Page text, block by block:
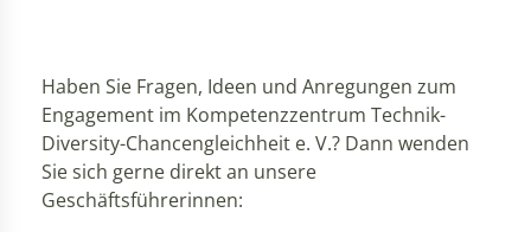
Haben Sie Fragen, Ideen und Anregungen zum
Engagement im Kompetenzzentrum Technik-
Diversity-Chancengleichheit e. V.? Dann wenden
Sie sich gerne direkt an unsere
Geschäftsführerinnen: